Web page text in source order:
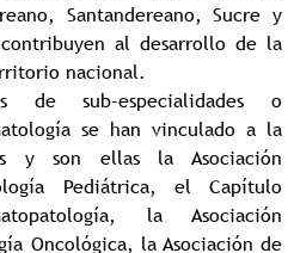
Santandereano, Sucre y
al desarrollo de la
nacional.
de sub-especialidades o
se han vinculado a la
y son ellas la Asociación
Pediátrica, el Capítulo
la Asociación
Oncológica, la Asociación de